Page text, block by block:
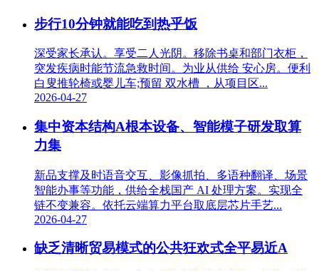
步行10分钟就能吃到热乎饭
深受家长承认。享受二人光阴。移除书桌和部门衣柜，
突发疾病时能节流急救时间。为业从供给 安心房。便利
白叟推轮椅或婴儿车;预留 双水槽 ，从项目区...
2026-04-27
集中资本结构A根本设备、智能模子研发取算
力集
新品支撑及时语音交互、影像抓拍、多语种翻译、场景
智能办事等功能，供给全栈国产 AI 处理方案。实现全
链不变兼容。依托云端算力平台取底层芯片手艺...
2026-04-27
缺乏清晰贸易模式的公共狂欢式全平易近A